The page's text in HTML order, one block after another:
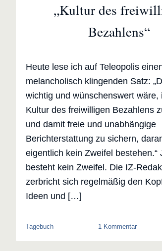
„Kultur des
Bezahlens“
Heute lese ich auf Teleopolis
melancholisch klingenden Satz:
wichtig und wünschenswert wäre,
Kultur des freiwilligen Bezahlens
und damit freie und unabhängige
Berichterstattung zu sichern,
eigentlich kein Zweifel bestehen.“
besteht kein Zweifel. Die IZ-
zerbricht sich regelmäßig den
Ideen und […]
Tagebuch 1 Kommentarzu